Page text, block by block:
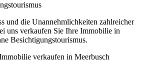
und die Unannehmlichkeiten zahlreicher
uns verkaufen Sie Ihre Immobilie in
Besichtigungstourismus.